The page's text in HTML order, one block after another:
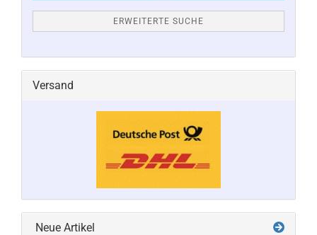
ERWEITERTE SUCHE
Versand
Neue Artikel